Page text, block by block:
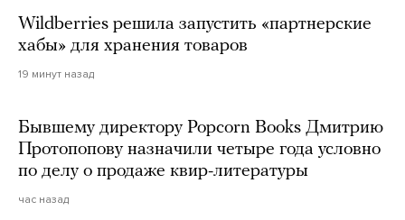
Wildberries решила запустить «партнерские
хабы» для хранения товаров
19 минут назад
Бывшему директору Popcorn Books Дмитрию
Протопопову назначили четыре года условно
по делу о продаже квир-литературы
час назад